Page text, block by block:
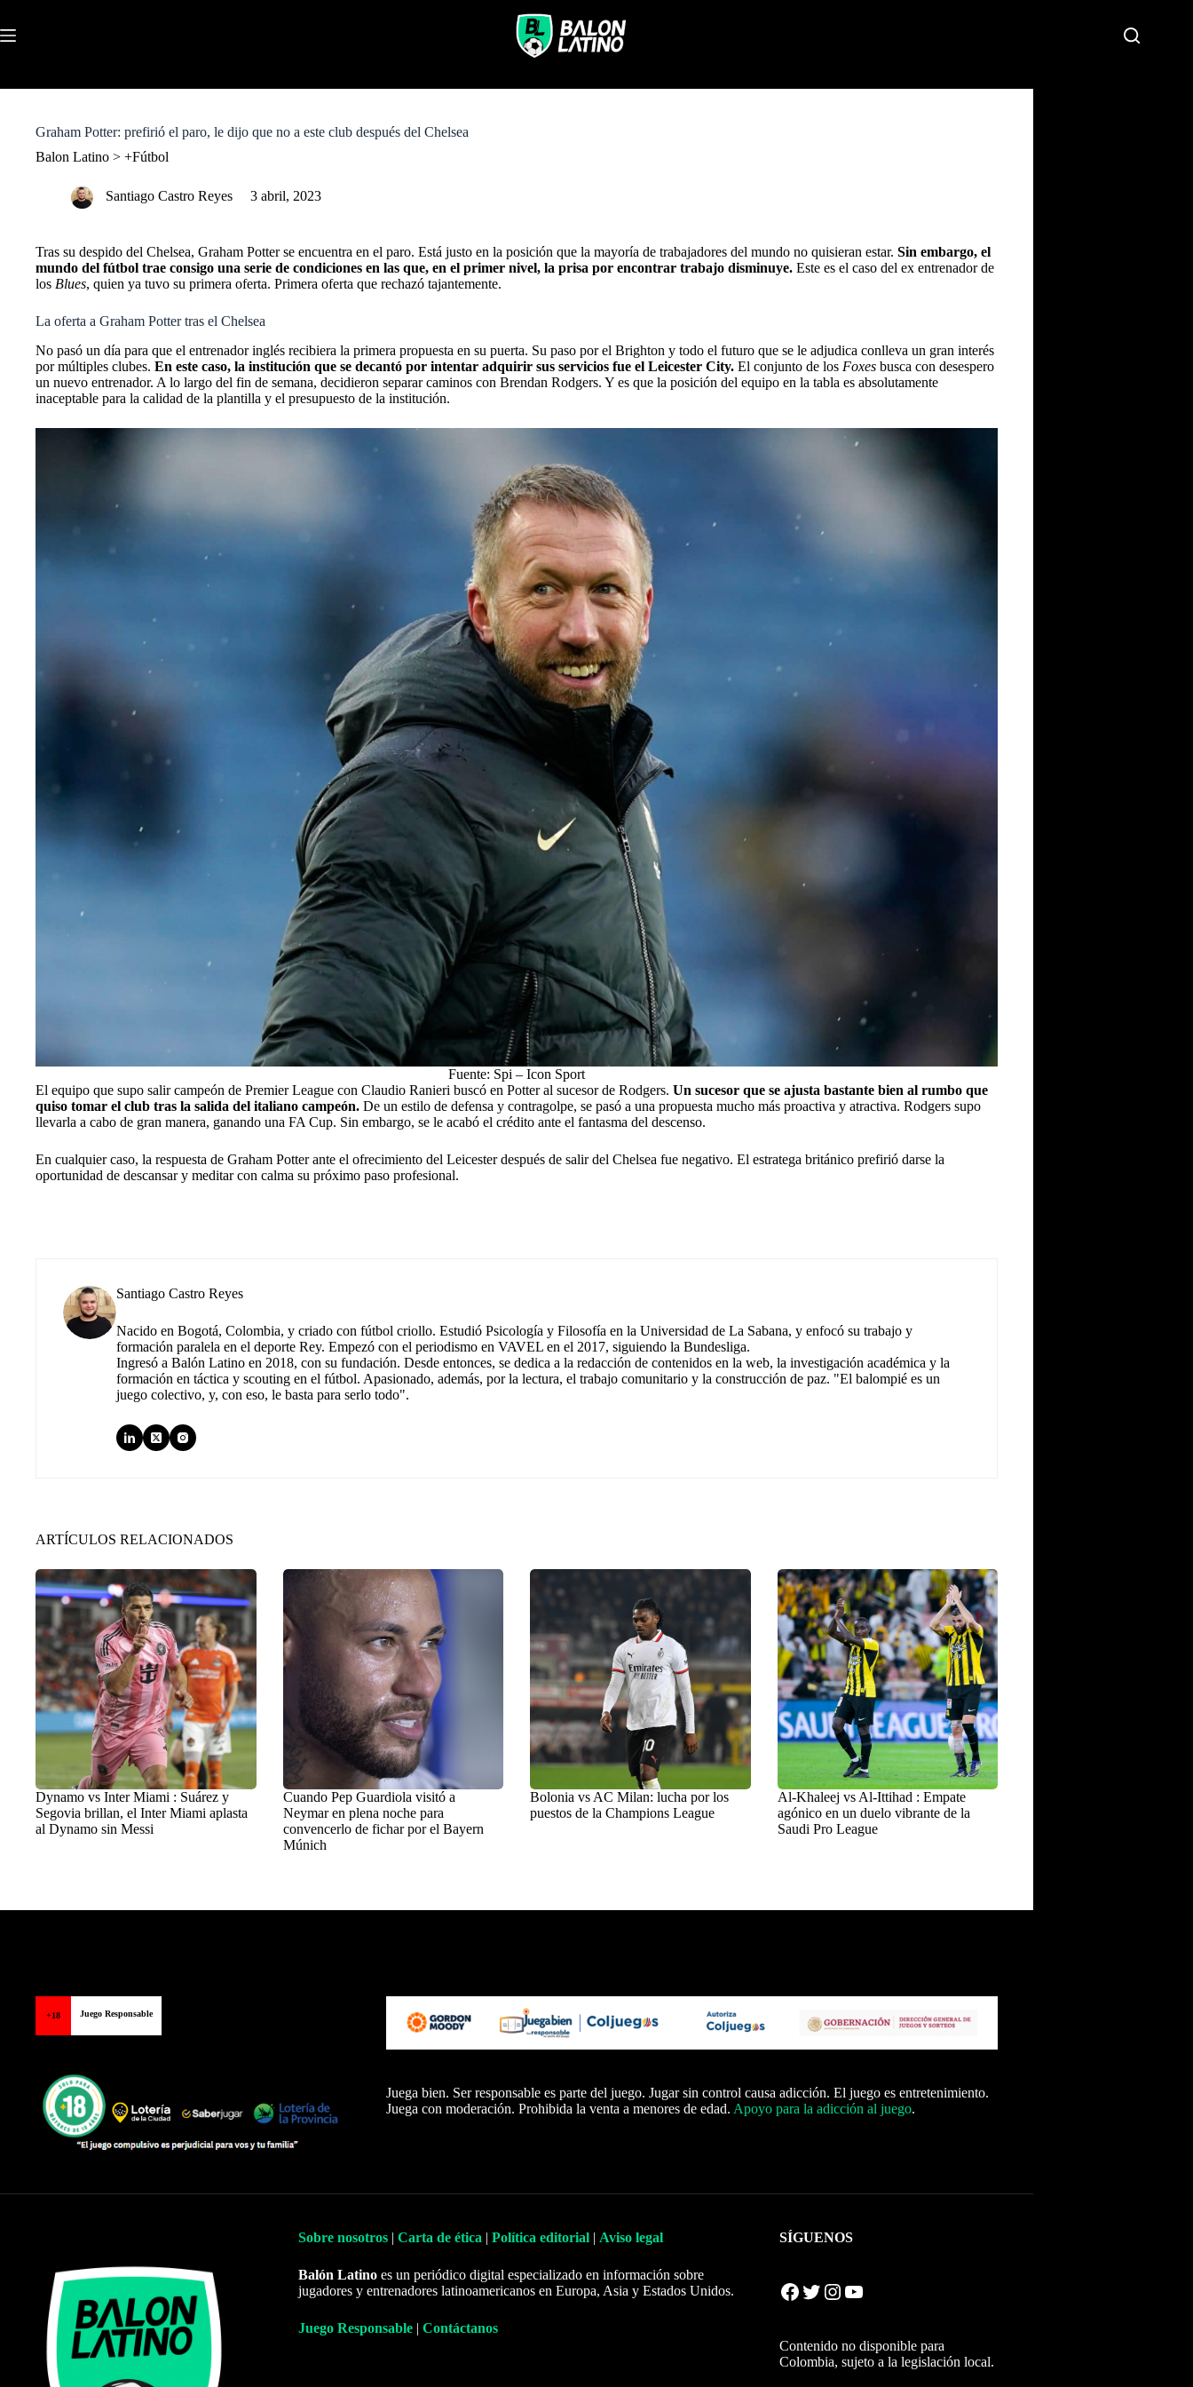
i
o
Graham Potter: prefirió el paro, le dijo que no a este club después del Chelsea
Balon Latino > +Fútbol
Santiago Castro Reyes 3 abril, 2023
Tras su despido del Chelsea, Graham Potterse encuentra en el paro. Está justo en la posición que la mayoría de trabajadores del mundo no quisieran estar. Sin embargo, el
mundo del fútbol trae consigo una serie de condiciones en las que, en el primer nivel, la prisa por encontrar trabajo disminuye. Este es el caso del ex entrenador de
los Blues, quien ya tuvo su primera oferta. Primera oferta que rechazó tajantemente.
La oferta a Graham Potter tras el Chelsea
No pasó un día para que el entrenador inglés recibiera la primera propuesta en su puerta. Su paso por el Brighton y todo el futuro que se le adjudica conlleva un gran interés
por múltiples clubes. En este caso, la institución que se decantó por intentar adquirir sus servicios fue el Leicester City. El conjunto de los Foxes busca con desespero
un nuevo entrenador. A lo largo del fin de semana, decidieron separar caminos con Brendan Rodgers. Y es que la posición del equipo en la tabla es absolutamente
inaceptable para la calidad de la plantilla y el presupuesto de la institución.
Fuente: Spi – Icon Sport
El equipo que supo salir campeón de Premier League con Claudio Ranieri buscó en Potter al sucesor de Rodgers. Un sucesor que se ajusta bastante bien al rumbo que
quiso tomar el club tras la salida del italiano campeón. De un estilo de defensa y contragolpe, se pasó a una propuesta mucho más proactiva y atractiva. Rodgers supo
llevarla a cabo de gran manera, ganando una FA Cup. Sin embargo, se le acabó el crédito ante el fantasma del descenso.
En cualquier caso, la respuesta de Graham Potter ante el ofrecimiento del Leicester después de salir del Chelsea fue negativo. El estratega británico prefirió darse la
oportunidad de descansar y meditar con calma su próximo paso profesional.
Santiago Castro Reyes
Nacido en Bogotá, Colombia, y criado con fútbol criollo. Estudió Psicología y Filosofía en la Universidad de La Sabana, y enfocó su trabajo y
formación paralela en el deporte Rey. Empezó con el periodismo en VAVEL en el 2017, siguiendo la Bundesliga.
Ingresó a Balón Latino en 2018, con su fundación. Desde entonces, se dedica a la redacción de contenidos en la web, la investigación académica y la
formación en táctica y scouting en el fútbol. Apasionado, además, por la lectura, el trabajo comunitario y la construcción de paz. "El balompié es un
juego colectivo, y, con eso, le basta para serlo todo".
ARTÍCULOS RELACIONADOS
Dynamo vs Inter Miami : Suárez y
Segovia brillan, el Inter Miami aplasta
al Dynamo sin Messi
Cuando Pep Guardiola visitó a
Neymar en plena noche para
convencerlo de fichar por el Bayern
Múnich
Bolonia vs AC Milan: lucha por los
puestos de la Champions League
Al-Khaleej vs Al-Ittihad : Empate
agónico en un duelo vibrante de la
Saudi Pro League
+18 Juego Responsable
Juega bien. Ser responsable es parte del juego. Jugar sin control causa adicción. El juego es entretenimiento.
Juega con moderación. Prohibida la venta a menores de edad. Apoyo para la adicción al juego.
Sobre nosotros | Carta de ética | Política editorial | Aviso legal
Balón Latino es un periódico digital especializado en información sobre
jugadores y entrenadores latinoamericanos en Europa, Asia y Estados Unidos.
Juego Responsable | Contáctanos
SÍGUENOS
Facebook Twitter Instagram YouTube
Contenido no disponible para
Colombia, sujeto a la legislación local.